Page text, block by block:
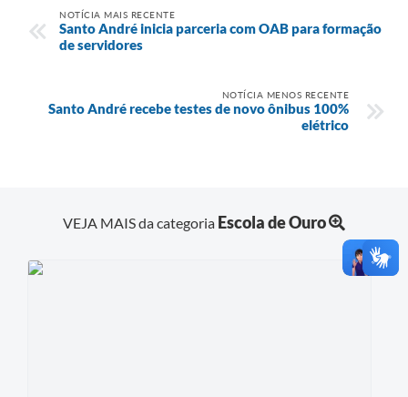
NOTÍCIA MAIS RECENTE
Santo André inicia parceria com OAB para formação
de servidores
NOTÍCIA MENOS RECENTE
Santo André recebe testes de novo ônibus 100%
elétrico
VEJA MAIS da categoria Escola de Ouro